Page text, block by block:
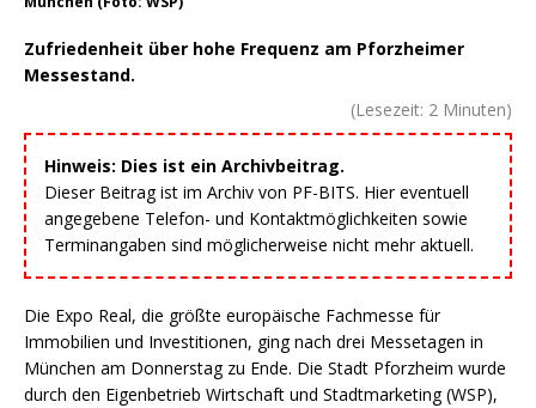
Zufriedenheit über hohe Frequenz am Pforzheimer
Messestand.
(Lesezeit: 2 Minuten)
Hinweis: Dies ist ein Archivbeitrag.
Dieser Beitrag ist im Archiv von PF-BITS. Hier eventuell
angegebene Telefon- und Kontaktmöglichkeiten sowie
Terminangaben sind möglicherweise nicht mehr aktuell.
Die Expo Real, die größte europäische Fachmesse für
Immobilien und Investitionen, ging nach drei Messetagen in
München am Donnerstag zu Ende. Die Stadt Pforzheim wurde
durch den Eigenbetrieb Wirtschaft und Stadtmarketing (WSP),